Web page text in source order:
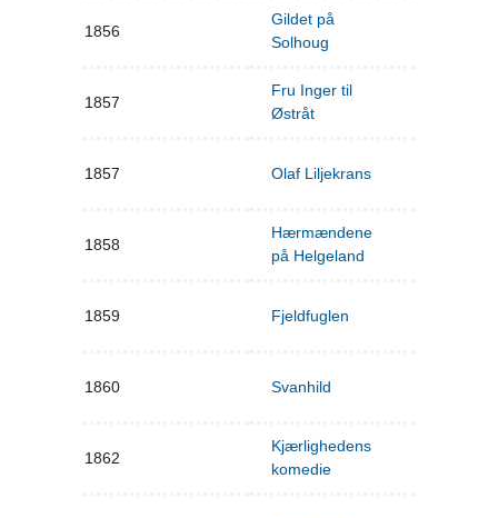
1856
Gildet på
Solhoug
1857
Fru Inger til
Østråt
1857 Olaf Liljekrans
1858
Hærmændene
på Helgeland
1859 Fjeldfuglen
1860 Svanhild
1862
Kjærlighedens
komedie